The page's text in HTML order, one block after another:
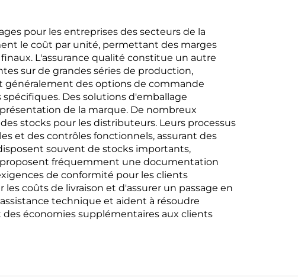
pour les entreprises des secteurs de la
le coût par unité, permettant des marges
L'assurance qualité constitue un autre
sur de grandes séries de production,
généralement des options de commande
Des solutions d'emballage
de la marque. De nombreux
stocks pour les distributeurs. Leurs processus
et des contrôles fonctionnels, assurant des
souvent de stocks importants,
fréquemment une documentation
de conformité pour les clients
coûts de livraison et d'assurer un passage en
technique et aident à résoudre
économies supplémentaires aux clients